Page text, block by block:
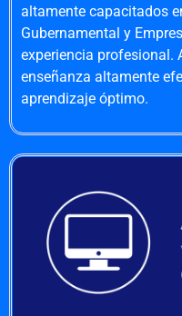
altamente capacitados
Gubernamental y
experiencia profesional.
enseñanza altamente
aprendizaje óptimo.